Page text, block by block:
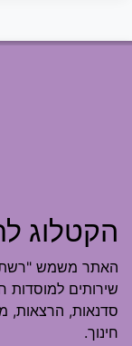
הקטלוג
האתר משמש "רשת
שירותים למוסדות
סדנאות, הרצאות,
חינוך.